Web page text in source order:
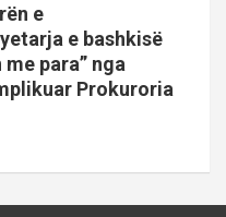
e
e bashkisë
para” nga
Prokuroria